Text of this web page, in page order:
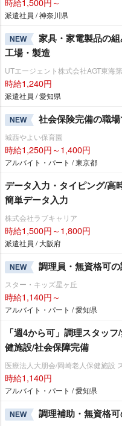
派遣社員 / 神奈川県
NEW
家具・家電製品の
工場・製造
UTエージェント株式会社AGT東海
時給1,240円
派遣社員 / 愛知県
NEW 社会保険完備の職
城西やよい保育園
時給1,250円～1,400円
アルバイト・パート / 東京都
データ入力・タイピング/高
簡単データ入力
株式会社ラブキャリア
時給1,500円～1,800円
派遣社員 / 大阪府
NEW 調理員・無資格可
スター・キッズ星ヶ丘
時給1,140円～
アルバイト・パート / 愛知県
「週4から可」調理スタッ
健施設/社会保障完備
医療法人大朋会/岡崎老人保健施設
時給1,140円
アルバイト・パート / 愛知県
NEW 調理補助・無資格